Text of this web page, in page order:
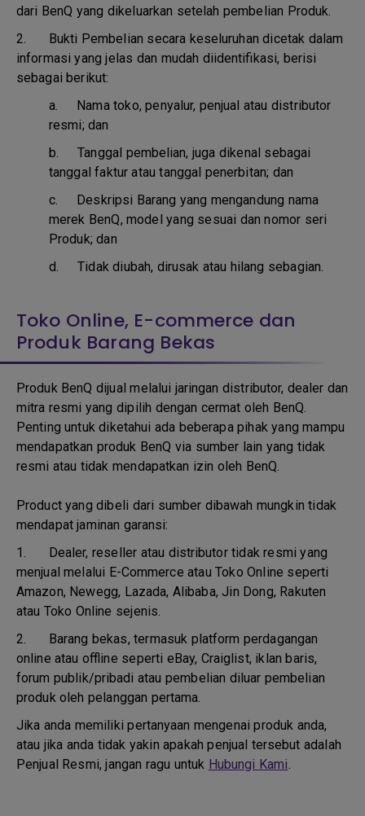
dari BenQ yang dikeluarkan setelah pembelian Produk.
2. Bukti Pembelian secara keseluruhan dicetak dalam
informasi yang jelas dan mudah diidentifikasi, berisi
sebagai berikut:
a. Nama toko, penyalur, penjual atau distributor
resmi; dan
b. Tanggal pembelian, juga dikenal sebagai
tanggal faktur atau tanggal penerbitan; dan
c. Deskripsi Barang yang mengandung nama
merek BenQ, model yang sesuai dan nomor seri
Produk; dan
d.Tidak diubah, dirusak atau hilang sebagian.
Toko Online, E-commerce dan
Produk Barang Bekas
Produk BenQ dijual melalui jaringan distributor, dealer dan
mitra resmi yang dipilih dengan cermat oleh BenQ.
Penting untuk diketahui ada beberapa pihak yang mampu
mendapatkan produk BenQ via sumber lain yang tidak
resmi atau tidak mendapatkan izin oleh BenQ.
Product yang dibeli dari sumber dibawah mungkin tidak
mendapat jaminan garansi:
1. Dealer, reseller atau distributor tidak resmi yang
menjual melalui E-Commerce atau Toko Online seperti
Amazon, Newegg, Lazada, Alibaba, Jin Dong, Rakuten
atau Toko Online sejenis.
2. Barang bekas, termasuk platform perdagangan
online atau offline seperti eBay, Craiglist, iklan baris,
forum publik/pribadi atau pembelian diluar pembelian
produk oleh pelanggan pertama.
Jika anda memiliki pertanyaan mengenai produk anda,
atau jika anda tidak yakin apakah penjual tersebut adalah
Penjual Resmi, jangan ragu untuk Hubungi Kami.